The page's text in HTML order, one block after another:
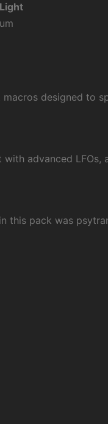
designed to
with advanced
this pack was